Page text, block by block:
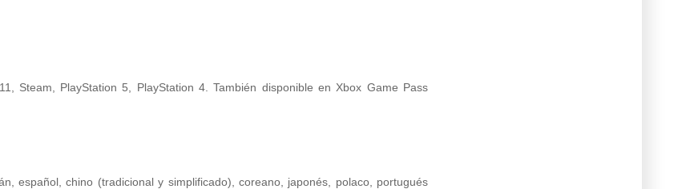
Steam, PlayStation 5, PlayStation 4. También disponible en Xbox Game Pass
español, chino (tradicional y simplificado), coreano, japonés, polaco, portugués